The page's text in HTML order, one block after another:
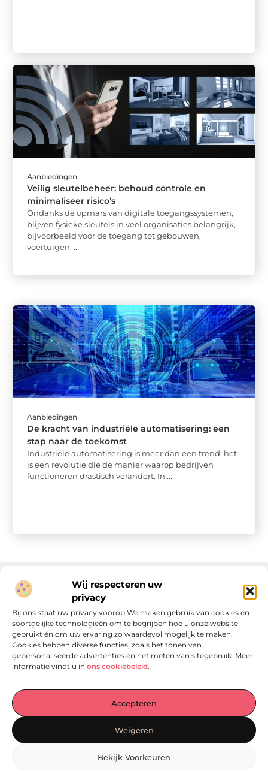
Wij respecteren uw
privacy
Bij ons staat uw privacy voorop.We maken gebruik van cookies en
soortgelijke technologieën om te begrijpen hoe u onze website
gebruikt én om uw ervaring zo waardevol mogelijk te maken.
Cookies hebben diverse functies, zoals het tonen van
gepersonaliseerde advertenties en het meten van sitegebruik. Meer
informatie vindt u in ons cookiebeleid.
Accepteren
Weigeren
Bekijk Voorkeuren
Aanbiedingen
Veilig sleutelbeheer: behoud controle en
minimaliseer risico’s
Ondanks de opmars van digitale toegangssystemen,
blijven fysieke sleutels in veel organisaties belangrijk,
bijvoorbeeld voor de toegang tot gebouwen,
voertuigen, ...
Aanbiedingen
De kracht van industriële automatisering: een
stap naar de toekomst
Industriële automatisering is meer dan een trend; het
is een revolutie die de manier waarop bedrijven
functioneren drastisch verandert. In ...
zetten
, praktische tips waar je écht iets aan hebt en artikelen
vandaag opLocomo.nl
Onze informatie